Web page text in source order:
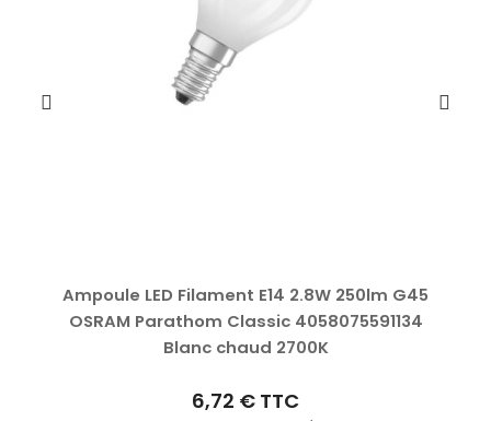
Ampoule LED Filament E14 2.8W 250lm G45
OSRAM Parathom Classic 4058075591134
Blanc chaud 2700K
6,72 € TTC